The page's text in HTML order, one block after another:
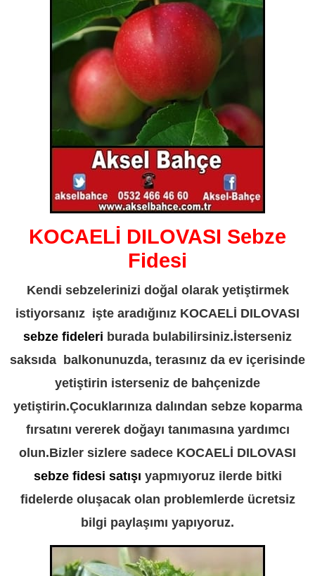
KOCAELİ DILOVASI Sebze
Fidesi
Kendi sebzelerinizi doğal olarak yetiştirmek
istiyorsanız işte aradığınız KOCAELİ DILOVASI
sebze fideleri burada bulabilirsiniz.İsterseniz
saksıda balkonunuzda, terasınız da ev içerisinde
yetiştirin isterseniz de bahçenizde
yetiştirin.Çocuklarınıza dalından sebze koparma
fırsatını vererek doğayı tanımasına yardımcı
olun.Bizler sizlere sadece KOCAELİ DILOVASI
sebze fidesi satışı yapmıyoruz ilerde bitki
fidelerde oluşacak olan problemlerde ücretsiz
bilgi paylaşımı yapıyoruz.